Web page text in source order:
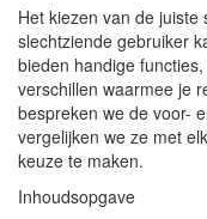
Social
media
Het kiezen van de
slechtziende gebruiker
bieden handige
verschillen waarmee je
bespreken we de voor-
vergelijken we ze met
keuze te maken.
Inhoudsopgave